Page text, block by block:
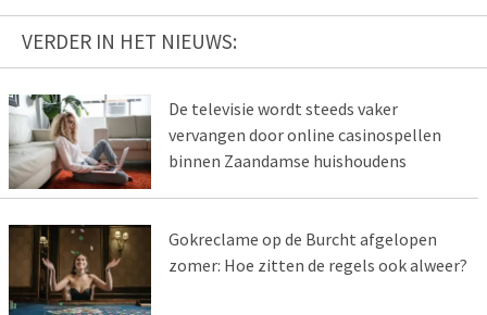
VERDER IN HET NIEUWS:
De televisie wordt steeds vaker
vervangen door online casinospellen
binnen Zaandamse huishoudens
Gokreclame op de Burcht afgelopen
zomer: Hoe zitten de regels ook alweer?